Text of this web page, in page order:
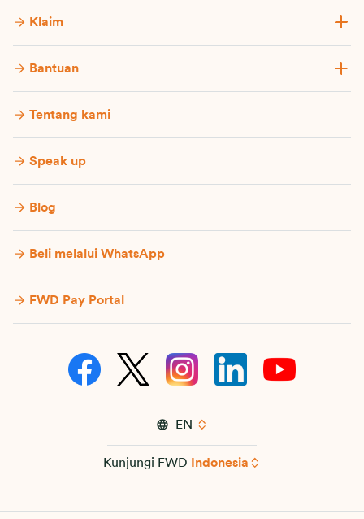
Klaim
Bantuan
Tentang kami
Speak up
Blog
Beli melalui WhatsApp
FWD Pay Portal
EN
Kunjungi FWD Indonesia